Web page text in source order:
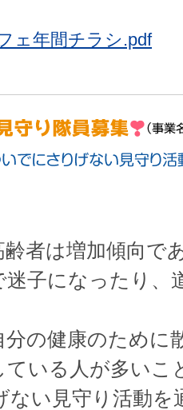
ェ年間チラシ.pdf
者は増加傾向で
迷子になったり、
の健康のために
ている人が多いこ
ない見守り活動を